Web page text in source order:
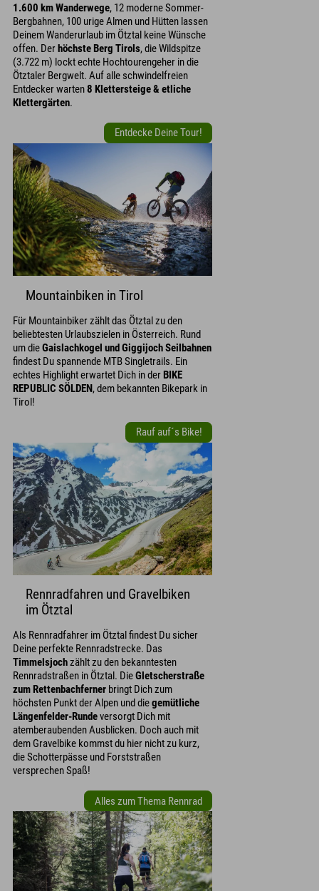
1.600 km Wanderwege, 12 moderne Sommer-
Bergbahnen, 100 urige Almen und Hütten lassen
Deinem Wanderurlaub im Ötztal keine Wünsche
offen. Derhöchste Berg Tirols, die Wildspitze
(3.722 m) lockt echte Hochtourengeher in die
Ötztaler Bergwelt. Auf alle schwindelfreien
Entdecker warten8 Klettersteige & etliche
Klettergärten.
Entdecke Deine Tour!
Mountainbiken in Tirol
Für Mountainbiker zählt das Ötztal zu den
beliebtesten Urlaubszielen in Österreich. Rund
um dieGaislachkogel und Giggijoch Seilbahnen
findest Du spannende MTB Singletrails. Ein
echtes Highlight erwartet Dich in derBIKE
REPUBLIC SÖLDEN, dem bekannten Bikepark in
Tirol!
Rauf auf´s Bike!
Rennradfahren und Gravelbiken
im Ötztal
Als Rennradfahrer im Ötztal findest Du sicher
Deine perfekte Rennradstrecke. Das
Timmelsjochzählt zu den bekanntesten
Rennradstraßen in Ötztal. DieGletscherstraße
zum Rettenbachferner bringt Dich zum
höchsten Punkt der Alpen und diegemütliche
Längenfelder-Rundeversorgt Dich mit
atemberaubenden Ausblicken. Doch auch mit
dem Gravelbike kommst du hier nicht zu kurz,
die Schotterpässe und Forststraßen
versprechen Spaß!
Alles zum Thema Rennrad